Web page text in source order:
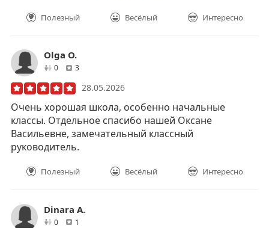
Полезный Весёлый Интересно
Olga O.
0друзей
3отзывов
28.05.2026
Очень хорошая школа, особенно начальные
классы. Отдельное спасибо нашей Оксане
Васильевне, замечательный классный
руководитель.
Полезный Весёлый Интересно
Dinara А.
0друзей1